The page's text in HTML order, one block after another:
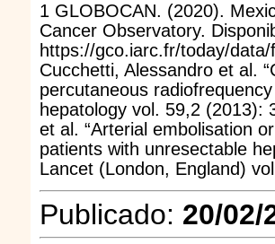
1 GLOBOCAN. (2020).
Cancer Observatory.
https://gco.iarc.fr/today/
Cucchetti, Alessandro et al.
percutaneous
hepatology vol. 59,2 (2013):
et al. “Arterial embolisation
patients with unresectable
Lancet (London, England)
Publicado: 20/02/